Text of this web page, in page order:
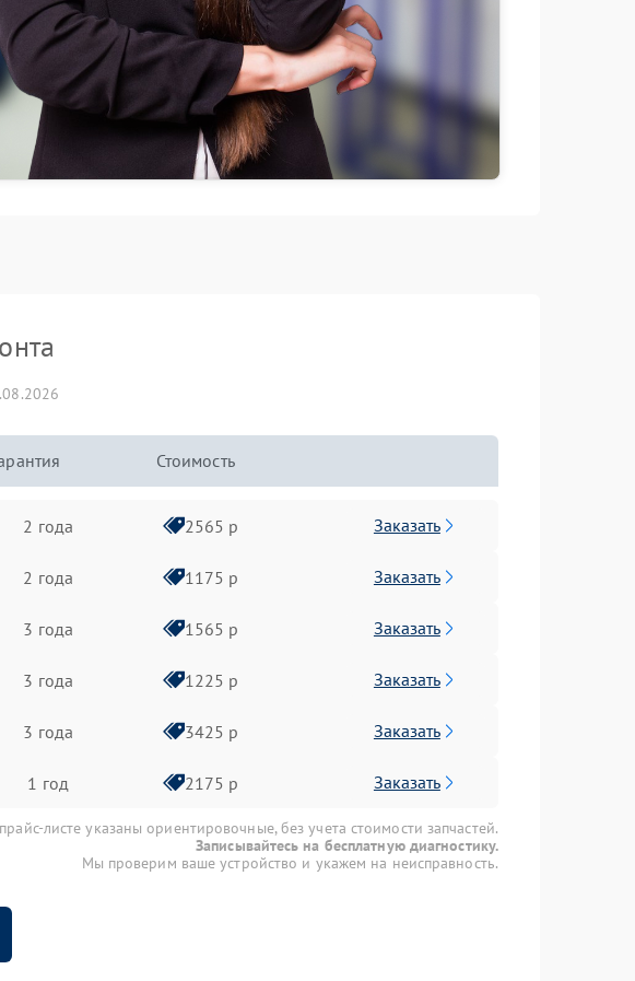
Стоимость
2 года 2565 р Заказать
2 года 1175 р Заказать
3 года 1565 р Заказать
3 года 1225 р Заказать
3 года 3425 р Заказать
1 год 2175 р Заказать
листе указаны ориентировочные, без учета стоимости запчастей.
Записывайтесь на бесплатную диагностику.
Мы проверим ваше устройство и укажем на неисправность.